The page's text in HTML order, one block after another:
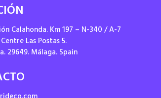
Calahonda. Km 197 – N-340 / A-7
Las Postas 5.
29649. Málaga. Spain